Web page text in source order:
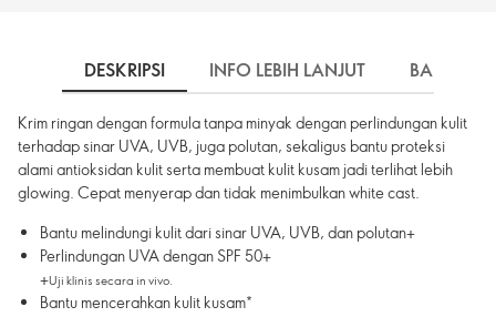
DESKRIPSI INFO LEBIH LANJUT BAHAN
Krim ringan dengan formula tanpa minyak dengan perlindungan kulit
terhadap sinar UVA, UVB, juga polutan, sekaligus bantu proteksi
alami antioksidan kulit serta membuat kulit kusam jadi terlihat lebih
glowing. Cepat menyerap dan tidak menimbulkan white cast.
Bantu melindungi kulit dari sinar UVA, UVB, dan polutan+
Perlindungan UVA dengan SPF 50+
+Uji klinis secara in vivo.
Bantu mencerahkan kulit kusam*